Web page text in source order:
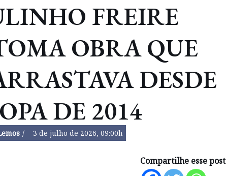
FREIRE
OBRA QUE
DESDE
DE 2014
3 de julho de 2026, 09:00h
Compartilhe esse post